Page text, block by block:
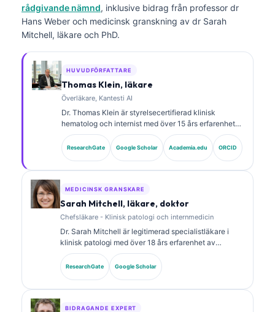
rådgivande nämnd, inklusive bidrag från professor dr
Hans Weber och medicinsk granskning av dr Sarah
Mitchell, läkare och PhD.
HUVUDFÖRFATTARE
Thomas Klein, läkare
Överläkare, Kantesti AI
Dr. Thomas Klein är styrelsecertifierad klinisk
hematolog och internist med över 15 års erfarenhet
av laboratoriemedicin och AI-assisterad klinisk
analys. Som Chief Medical Officer på Kantesti AI ger
han klinisk översyn av den medicinska
tolkning av biomarkörer och laboratoriediagnostik
inom laboratoriemedicinska områden.
ResearchGate Google Scholar Academia.edu ORCID
MEDICINSK GRANSKARE
Sarah Mitchell, läkare, doktor
Chefsläkare - Klinisk patologi och internmedicin
Dr. Sarah Mitchell är legitimerad specialistläkare i
klinisk patologi med över 18 års erfarenhet av
laboratoriemedicin och diagnostisk analys. Hon har
specialcertifieringar inom klinisk kemi och har
publicerat omfattande forskning om biomarkörpaneler
ResearchGate Google Scholar
BIDRAGANDE EXPERT